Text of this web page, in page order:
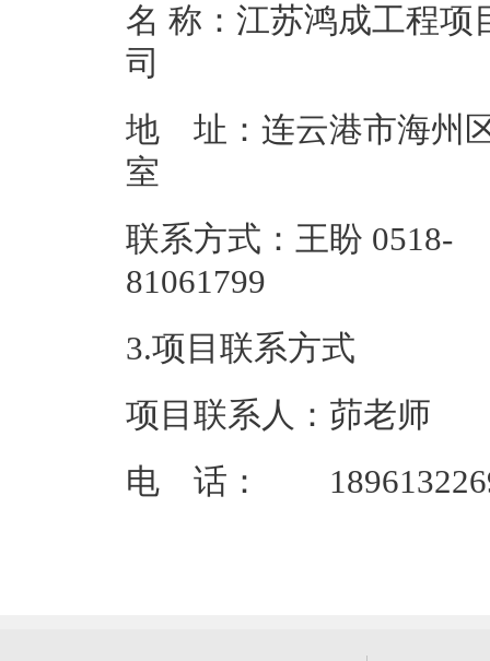
名 称：江苏鸿成工程项
地 址：连云港市海州
联系方式：王盼 0518-
3.项目联系方式
项目联系人：茆老师
电 话：